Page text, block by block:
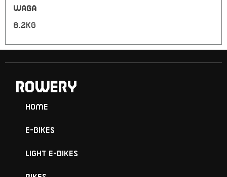
WAGA
8.2kg
ROWERY
Home
E-Bikes
Light E-Bikes